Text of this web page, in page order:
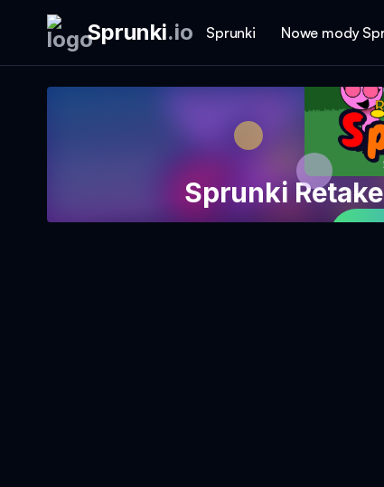
Sprunki.io Sprunki Nowe mody
Sprunki